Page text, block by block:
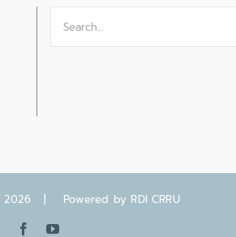
for:
2026 | Powered by RDI CRRU
FacebookYouTube